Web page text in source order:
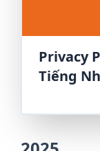
Privacy
Tiếng